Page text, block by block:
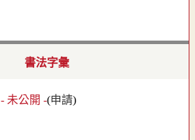
書法字彙
- 未公開 -(申請)